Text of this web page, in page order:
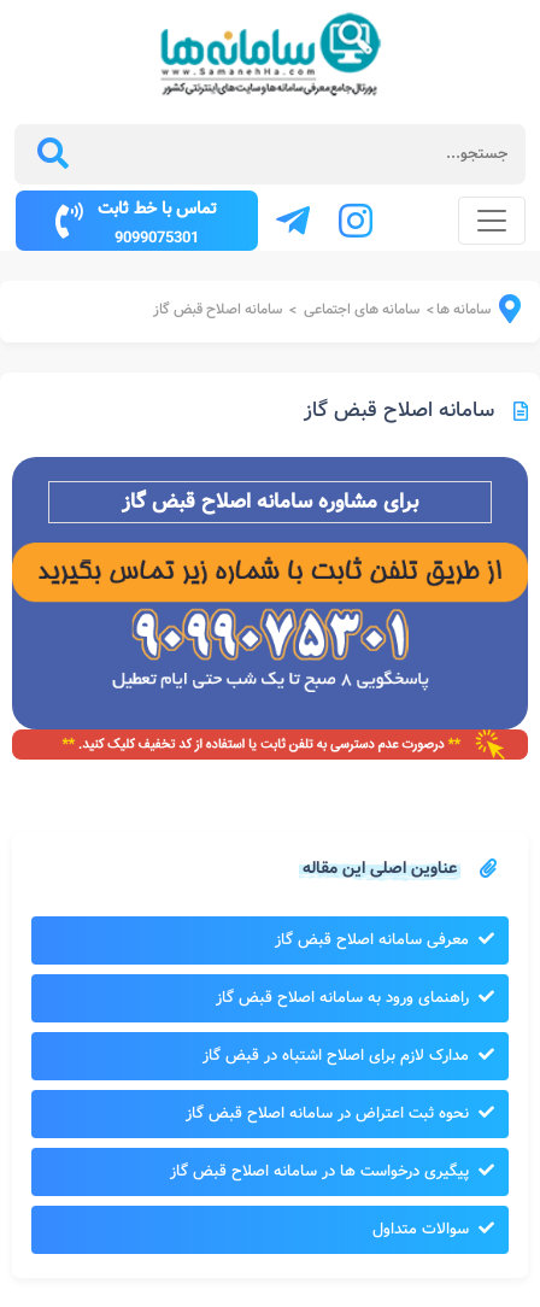
تماس با خط ثابت
9099075301
سامانه ها> سامانه های اجتماعی > سامانه اصلاح قبض گاز
سامانه اصلاح قبض گاز
برای مشاوره سامانه اصلاح قبض گاز
عناوین اصلی این مقاله
معرفی سامانه اصلاح قبض گاز
راهنمای ورود به سامانه اصلاح قبض گاز
مدارک لازم برای اصلاح اشتباه در قبض گاز
نحوه ثبت اعتراض در سامانه اصلاح قبض گاز
پیگیری درخواست ها در سامانه اصلاح قبض گاز
سوالات متداول